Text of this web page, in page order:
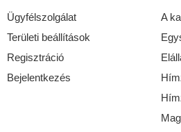
Ügyfélszolgálat
Területi beállítások
Regisztráció
Bejelentkezés
A